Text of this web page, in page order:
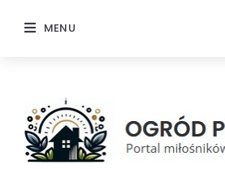
MENU